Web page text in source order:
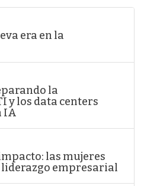
era en la
la
y los data centers
IA
las mujeres
empresarial